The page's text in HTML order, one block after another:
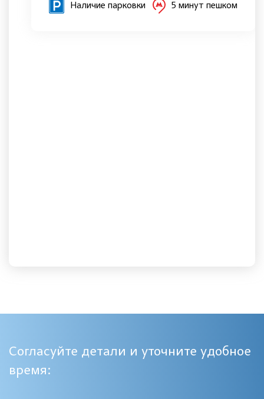
Наличие парковки 5 минут пешком
Согласуйте детали и уточните удобное
время: